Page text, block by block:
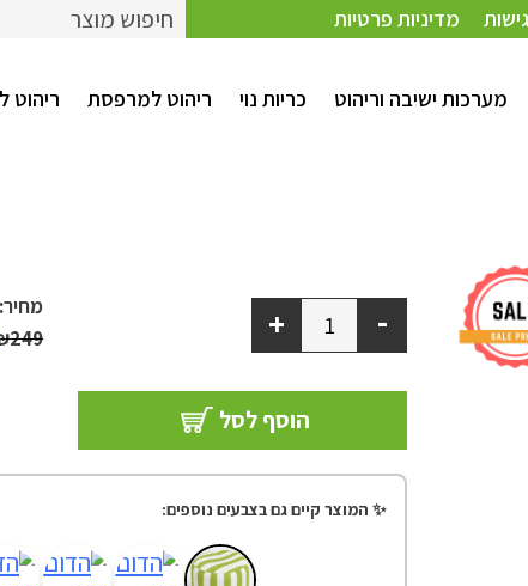
מדיניות פרטיות
מערכות ישיבה וריהוט כריות נוי ריהוט למרפסת ריהוט
-
+
מחיר:
249
הוסף לסל
✨ המוצר קיים גם בצבעים נוספים: